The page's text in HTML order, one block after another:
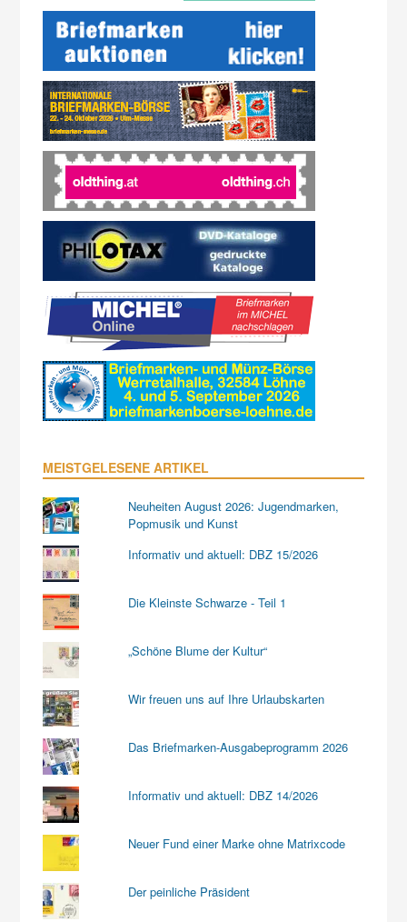
MEISTGELESENE ARTIKEL
Neuheiten August 2026: Jugendmarken,
Popmusik und Kunst
Informativ und aktuell: DBZ 15/2026
Die Kleinste Schwarze - Teil 1
„Schöne Blume der Kultur“
Wir freuen uns auf Ihre Urlaubskarten
Das Briefmarken-Ausgabeprogramm 2026
Informativ und aktuell: DBZ 14/2026
Neuer Fund einer Marke ohne Matrixcode
Der peinliche Präsident